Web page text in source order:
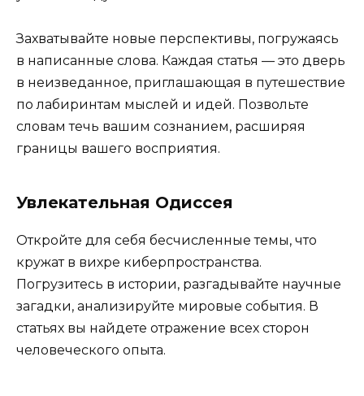
Захватывайте новые перспективы, погружаясь
в написанные слова. Каждая статья — это дверь
в неизведанное, приглашающая в путешествие
по лабиринтам мыслей и идей. Позвольте
словам течь вашим сознанием, расширяя
границы вашего восприятия.
Увлекательная Одиссея
Откройте для себя бесчисленные темы, что
кружат в вихре киберпространства.
Погрузитесь в истории, разгадывайте научные
загадки, анализируйте мировые события. В
статьях вы найдете отражение всех сторон
человеческого опыта.